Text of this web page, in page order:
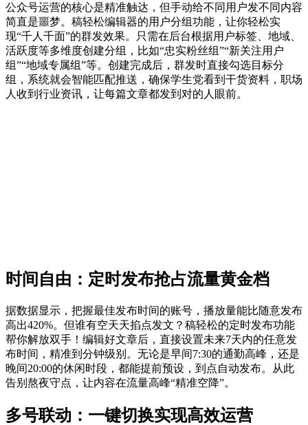
公众号运营的核心是精准触达，但手动给不同用户发不同内容
简直是噩梦。稿轻松编辑器的用户分组功能，让你轻松实
现“千人千面”的群发效果。只需在后台根据用户标签、地域、
活跃度等多维度创建分组，比如“忠实粉丝组”“新关注用户
组”“地域专属组”等。创建完成后，群发时直接勾选目标分
组，系统就会智能匹配推送，确保学生党看到干货资料，职场
人收到行业资讯，让每篇文章都发到对的人眼前。
时间自由：定时发布抢占流量黄金档
据数据显示，把握最佳发布时间的账号，播放量能比随意发布
高出420%。但谁有空天天掐点发文？稿轻松的定时发布功能
帮你解放双手！编辑好文章后，直接设置未来7天内的任意发
布时间，精准到分钟级别。无论是早间7:30的通勤高峰，还是
晚间20:00的休闲时段，都能提前预设，到点自动发布。从此
告别熬夜守点，让内容在流量高峰“精准空降”。
多号联动：一键切换实现高效运营